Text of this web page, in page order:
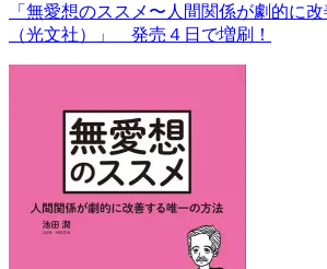
「無愛想のススメ〜人間関係が劇的に
（光文社）」 発売４日で増刷！